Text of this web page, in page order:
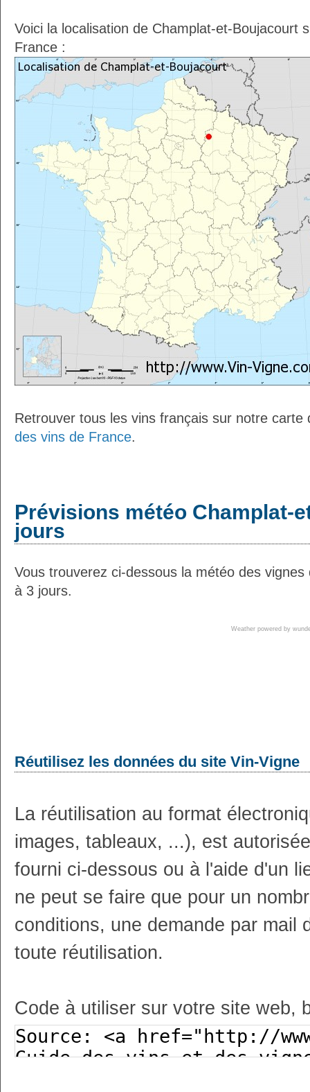
Voici la localisation de Champlat-et-Boujacourt
France :
Retrouver tous les vins français sur notre
des vins de France.
Prévisions météo Champlat-
jours
Vous trouverez ci-dessous la météo des
à 3 jours.
Weather powered by
Réutilisez les données du site Vin-Vigne
La réutilisation au format
images, tableaux, ...), est
fourni ci-dessous ou à l'aide d'un
ne peut se faire que pour un
conditions, une demande par mail
toute réutilisation.
Code à utiliser sur votre site web,